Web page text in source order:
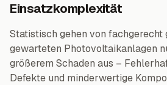
Einsatzkomplexität
Statistisch gehen von fachgerecht
gewarteten Photovoltaikanlagen
größerem Schaden aus –
Defekte und minderwertige